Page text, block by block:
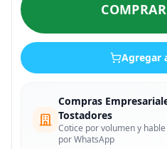
Agregar
Compras
Tostadores
Cotice por volumen y
por WhatsApp